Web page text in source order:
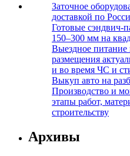
Заточное
доставкой по
Готовые сэндвич-
150–300 мм на
Выездное питание
размещения
и во время ЧС и
Выкуп авто на
Производство и
этапы работ,
строительству
Архивы